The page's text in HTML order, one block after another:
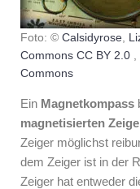
Foto: © Calsidyrose
Commons CC BY 2.0
Commons
Ein Magnetkompass
magnetisierten
Zeiger möglichst
dem Zeiger ist in der
Zeiger hat entweder